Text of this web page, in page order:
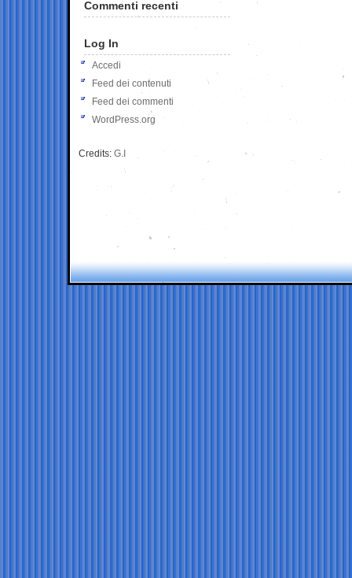
Commenti recenti
Log In
Accedi
Feed dei contenuti
Feed dei commenti
WordPress.org
Credits: G.I